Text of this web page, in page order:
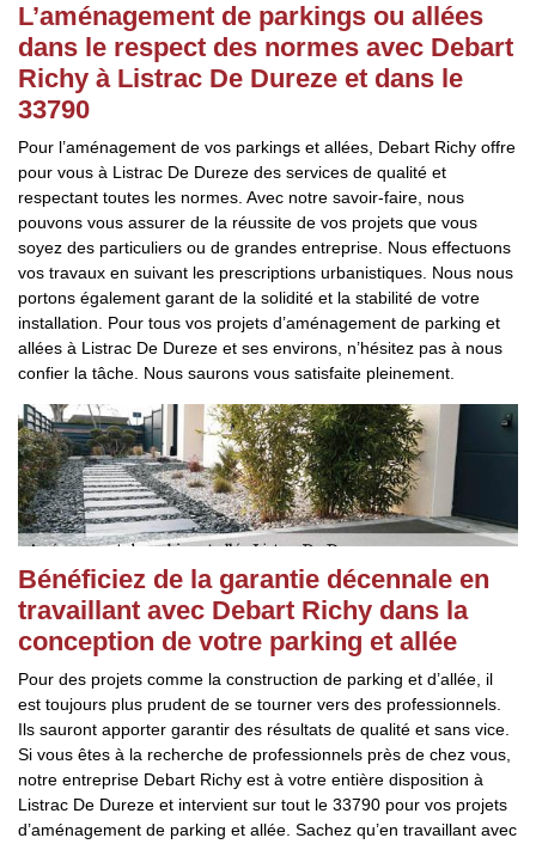
L’aménagement de parkings ou allées
dans le respect des normes avec Debart
Richy à Listrac De Dureze et dans le
33790
Pour l’aménagement de vos parkings et allées, Debart Richy offre
pour vous à Listrac De Dureze des services de qualité et
respectant toutes les normes. Avec notre savoir-faire, nous
pouvons vous assurer de la réussite de vos projets que vous
soyez des particuliers ou de grandes entreprise. Nous effectuons
vos travaux en suivant les prescriptions urbanistiques. Nous nous
portons également garant de la solidité et la stabilité de votre
installation. Pour tous vos projets d’aménagement de parking et
allées à Listrac De Dureze et ses environs, n’hésitez pas à nous
confier la tâche. Nous saurons vous satisfaite pleinement.
Bénéficiez de la garantie décennale en
travaillant avec Debart Richy dans la
conception de votre parking et allée
Pour des projets comme la construction de parking et d’allée, il
est toujours plus prudent de se tourner vers des professionnels.
Ils sauront apporter garantir des résultats de qualité et sans vice.
Si vous êtes à la recherche de professionnels près de chez vous,
notre entreprise Debart Richy est à votre entière disposition à
Listrac De Dureze et intervient sur tout le 33790 pour vos projets
d’aménagement de parking et allée. Sachez qu’en travaillant avec